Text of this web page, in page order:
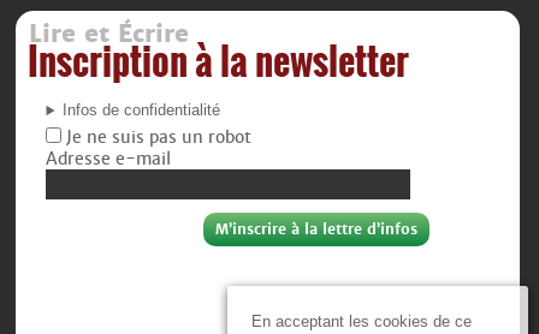
En acceptant les cookies de ce
Lire et Écrire
Inscription à la newsletter
Infos de confidentialité
Je ne suis pas un robot
Adresse e-mail